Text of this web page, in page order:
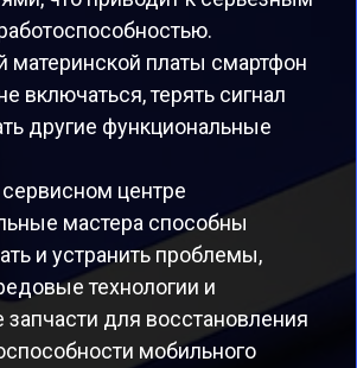
материнской платы смартфон
включаться, терять сигнал
другие функциональные
центре
мастера способны
и устранить проблемы,
технологии и
запчасти для восстановления
мобильного